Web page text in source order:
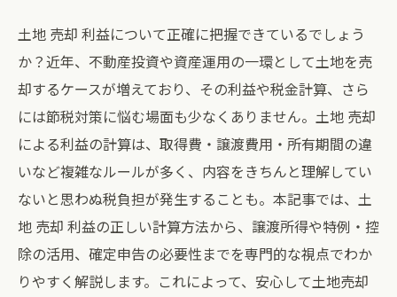
土地 売却 利益について正確に把握できているでしょう
か？近年、不動産投資や資産運用の一環として土地を売
却するケースが増えており、その利益や税金計算、さら
には節税対策に悩む場面も少なくありません。土地 売却
による利益の計算は、取得費・譲渡費用・所有期間の違
いなど複雑なルールが多く、内容をきちんと理解してい
ないと思わぬ税負担が発生することも。本記事では、土
地 売却 利益の正しい計算方法から、譲渡所得や特例・控
除の活用、確定申告の必要性までを専門的な視点でわか
りやすく解説します。これによって、安心して土地売却